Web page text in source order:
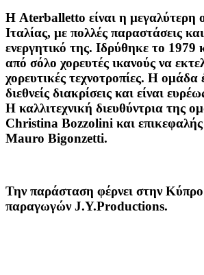
Η Aterballetto είναι η
Ιταλίας, με πολλές παραστάσεις
ενεργητικό της. Ιδρύθηκε το 1979
από σόλο χορευτές ικανούς να
χορευτικές τεχνοτροπίες. Η ομάδα
διεθνείς διακρίσεις και είναι
Η καλλιτεχνική διευθύντρια της
Christina Bozzolini και
Mauro Bigonzetti.
Την παράσταση φέρνει στην Κύπρο
παραγωγών J.Y.Productions.